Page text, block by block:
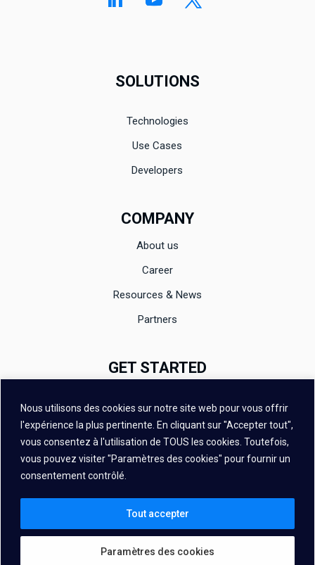
Nous utilisons des cookies sur notre site web pour vous offrir
l'expérience la plus pertinente. En cliquant sur "Accepter tout",
vous consentez à l'utilisation de TOUS les cookies. Toutefois,
vous pouvez visiter "Paramètres des cookies" pour fournir un
consentement contrôlé.
Paramètres des cookies
Tout accepter
SOLUTIONS
Technologies
Use Cases
Developers
COMPANY
About us
Career
Resources & News
Partners
GET STARTED
Evaluation
Contact